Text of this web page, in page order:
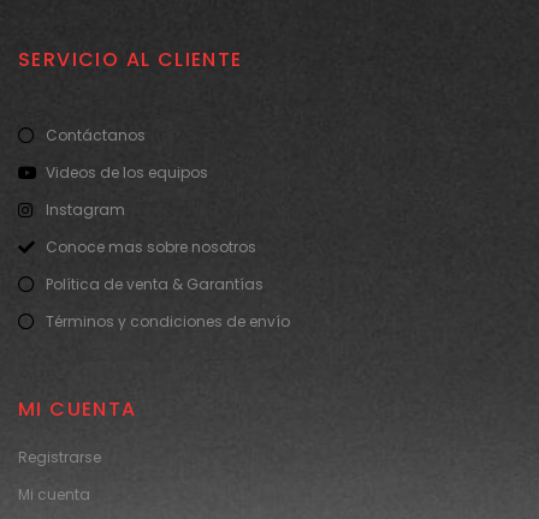
SERVICIO AL CLIENTE
Contáctanos
Videos de los equipos
Instagram
Conoce mas sobre nosotros
Política de venta & Garantías
Términos y condiciones de envío
MI CUENTA
Registrarse
Mi cuenta